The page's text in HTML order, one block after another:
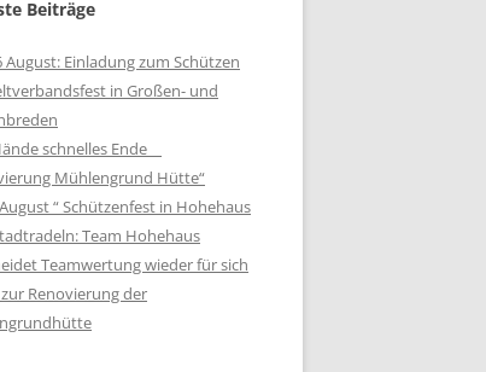
Beiträge
August: Einladung zum Schützen
in Großen- und
schnelles Ende
Mühlengrund Hütte“
“ Schützenfest in Hohehaus
Team Hohehaus
Teamwertung wieder für sich
Renovierung der